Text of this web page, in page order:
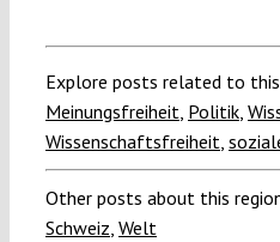
Explore posts related to
Meinungsfreiheit, Politik,
Wissenschaftsfreiheit,
Other posts about this
Schweiz, Welt